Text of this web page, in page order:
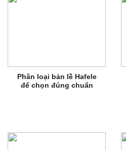
Phân loại bản lề Hafele
để chọn đúng chuẩn